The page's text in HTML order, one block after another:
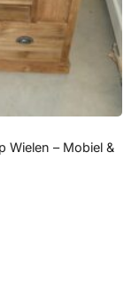
Wielen – Mobiel &